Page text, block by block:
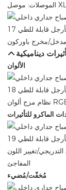
مخرج باوركون
ديناميكية
الألوان
الماكرو للتأثيرات
تغيير اللون
المفاجئ
مُخفّت/مُضيء